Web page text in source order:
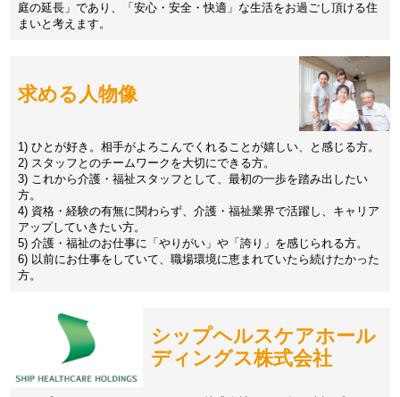
庭の延長」であり、「安心・安全・快適」な生活をお過ごし頂ける住
まいと考えます。
求める人物像
1) ひとが好き。相手がよろこんでくれることが嬉しい、と感じる方。
2) スタッフとのチームワークを大切にできる方。
3) これから介護・福祉スタッフとして、最初の一歩を踏み出したい
方。
4) 資格・経験の有無に関わらず、介護・福祉業界で活躍し、キャリア
アップしていきたい方。
5) 介護・福祉のお仕事に「やりがい」や「誇り」を感じられる方。
6) 以前にお仕事をしていて、職場環境に恵まれていたら続けたかった
方。
シップヘルスケアホール
ディングス株式会社